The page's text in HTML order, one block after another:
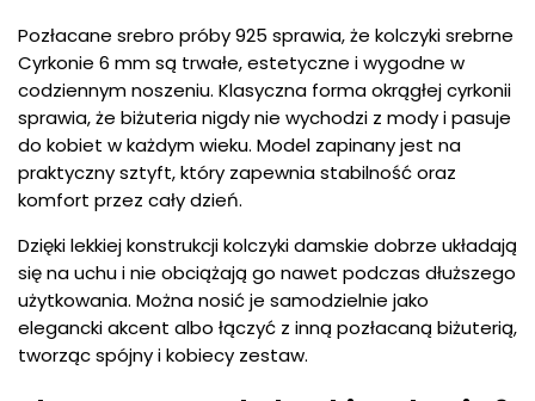
Pozłacane srebro próby 925 sprawia, że kolczyki srebrne
Cyrkonie 6 mm są trwałe, estetyczne i wygodne w
codziennym noszeniu. Klasyczna forma okrągłej cyrkonii
sprawia, że biżuteria nigdy nie wychodzi z mody i pasuje
do kobiet w każdym wieku. Model zapinany jest na
praktyczny sztyft, który zapewnia stabilność oraz
komfort przez cały dzień.
Dzięki lekkiej konstrukcji kolczyki damskie dobrze układają
się na uchu i nie obciążają go nawet podczas dłuższego
użytkowania. Można nosić je samodzielnie jako
elegancki akcent albo łączyć z inną pozłacaną biżuterią,
tworząc spójny i kobiecy zestaw.